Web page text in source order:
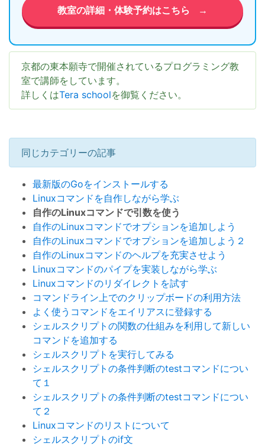
教室の詳細・体験予約はこちら →
京都の東本願寺で開催されているプログラミング教
室で講師をしています。
詳しくはTera schoolを御覧ください。
同じカテゴリーの記事
最新版のGoをインストールする
Linuxコマンドを自作しながら学ぶ
自作のLinuxコマンドで引数を使う
自作のLinuxコマンドでオプションを追加しよう
自作のLinuxコマンドでオプションを追加しよう２
自作のLinuxコマンドのヘルプを充実させよう
Linuxコマンドのパイプを実装しながら学ぶ
Linuxコマンドのリダイレクトを試す
コマンドライン上でのクリップボードの利用方法
よく使うコマンドをエイリアスに登録する
シェルスクリプトの関数の仕組みを利用して新しい
コマンドを追加する
シェルスクリプトを実行してみる
シェルスクリプトの条件判断のtestコマンドについ
て１
シェルスクリプトの条件判断のtestコマンドについ
て２
Linuxコマンドのリストについて
シェルスクリプトのif文